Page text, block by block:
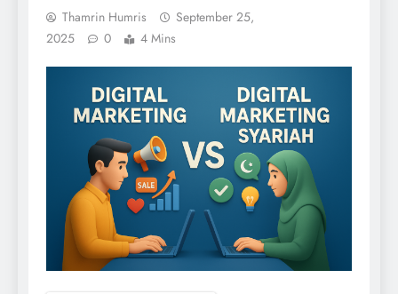
Thamrin Humris
September 25,
2025
0 4 Mins